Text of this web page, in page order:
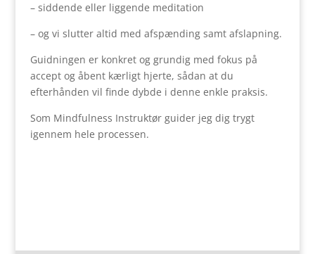
– siddende eller liggende meditation
– og vi slutter altid med afspænding samt afslapning.
Guidningen er konkret og grundig med fokus på
accept og åbent kærligt hjerte, sådan at du
efterhånden vil finde dybde i denne enkle praksis.
Som Mindfulness Instruktør guider jeg dig trygt
igennem hele processen.